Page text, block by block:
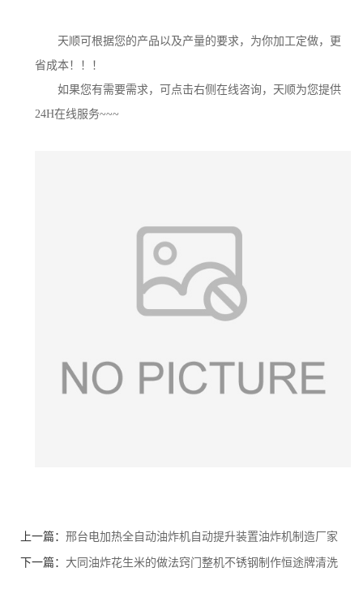
天顺可根据您的产品以及产量的要求，为你加工定做，更
省成本！！！
如果您有需要需求，可点击右侧在线咨询，天顺为您提供
24H在线服务~~~
上一篇： 邢台电加热全自动油炸机自动提升装置油炸机制造厂家
下一篇： 大同油炸花生米的做法窍门整机不锈钢制作恒途牌清洗